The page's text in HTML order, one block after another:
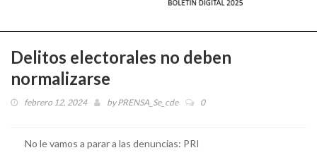
Delitos electorales no deben
normalizarse
febrero 12, 2024 byPRENSA_Se_cde 0
No le vamos a parar a las denuncias: PRI